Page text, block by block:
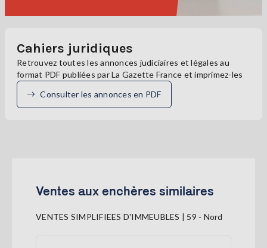
Cahiers juridiques
Retrouvez toutes les annonces judiciaires et légales au
format PDF publiées par La Gazette France et imprimez-les
Consulter les annonces en PDF
Ventes aux enchères similaires
VENTES SIMPLIFIEES D'IMMEUBLES | 59 - Nord